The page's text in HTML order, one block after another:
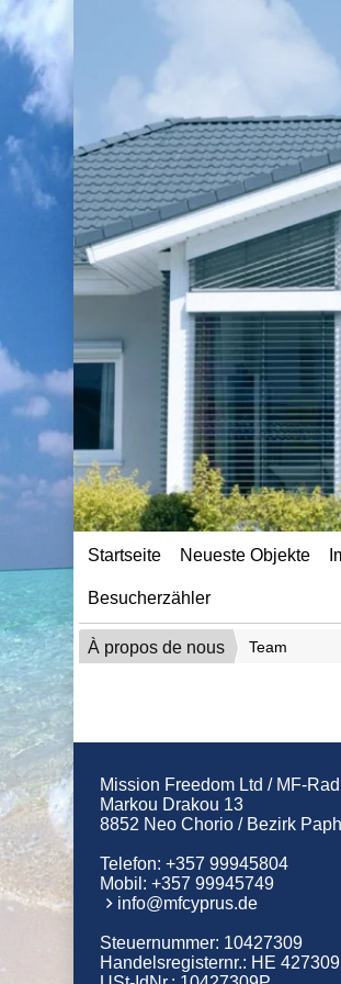
Startseite Neueste Objekte
Besucherzähler
À propos de nous Team
Mission Freedom Ltd / MF-
Markou Drakou 13
8852 Neo Chorio / Bezirk
Telefon:+357 99945804
Mobil:+357 99945749
info@mfcyprus.de
Steuernummer: 10427309
Handelsregisternr.: HE 427309